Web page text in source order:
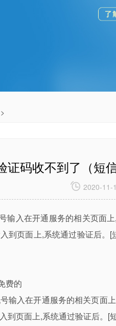
>
证码收不到了（短
2020-11-
输入在开通服务的相关页面
到页面上,系统通过验证后。[
费的